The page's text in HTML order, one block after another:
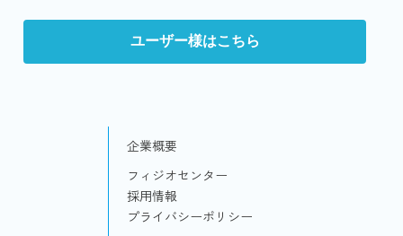
ユーザー様はこちら
企業概要
フィジオセンター
採用情報
プライバシーポリシー